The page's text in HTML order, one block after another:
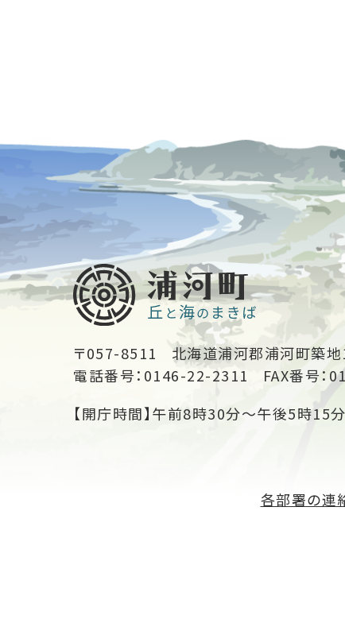
〒057-8511
北海道浦河郡浦河町築
電話番号：0146-22-2311
FAX番号：
【開庁時間】午前8時30分～午後5時15
各部署の連